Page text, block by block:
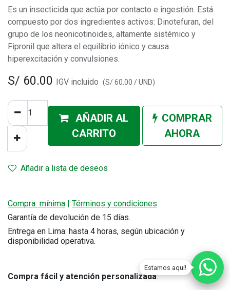
Estamos aquí!
Es un insecticida que actúa por contacto e ingestión. Está
compuesto por dos ingredientes activos: Dinotefuran, del
grupo de los neonicotinoides, altamente sistémico y
Fipronil que altera el equilibrio iónico y causa
hiperexcitación y convulsiones.
S/ 60.00 IGV incluido (S/60.00 /UND)
AÑADIR AL
CARRITO
COMPRAR
AHORA
Añadir a lista de deseos
Compra mínima | Términos y condiciones
Garantía de devolución de 15 días.
Entrega en Lima: hasta 4 horas, según ubicación y
disponibilidad operativa.
Compra fácil y atención personalizada.